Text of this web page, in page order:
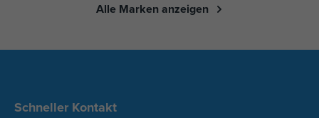
Alle Marken anzeigen
Schneller Kontakt